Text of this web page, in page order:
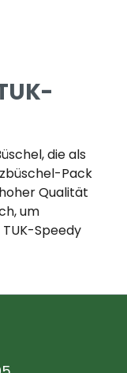
die als
Pack
Qualität
um
Speedy